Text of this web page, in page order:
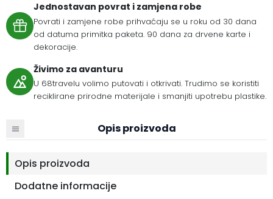
Jednostavan povrat i zamjena robe
Povrati i zamjene robe prihvaćaju se u roku od 30 dana
od datuma primitka paketa. 90 dana za drvene karte i
dekoracije.
Živimo za avanturu
U 68travelu volimo putovati i otkrivati. Trudimo se koristiti
reciklirane prirodne materijale i smanjiti upotrebu plastike.
Opis proizvoda
Opis proizvoda
Dodatne informacije